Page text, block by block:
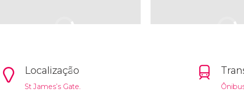
Localização
St James’s Gate.